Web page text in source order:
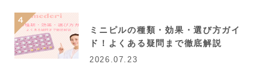
ミニピルの種類・効果・選び方ガイ
ド！よくある疑問まで徹底解説
2026.07.23